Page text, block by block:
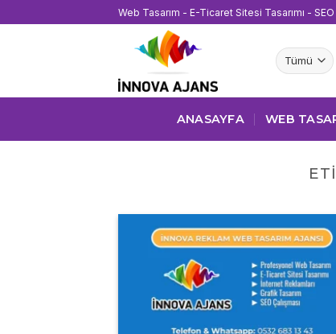
atla
Web Tasarım - E-Ticaret Sitesi Tasarımı - SEO
ANASAYFA WEB